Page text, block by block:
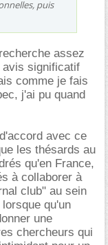
puis
assez
avis significatif
comme je fais
j'ai pu quand
avec ce
les thésards au
qu'en France,
à collaborer à
club" au sein
qu'un
une
chercheurs qui